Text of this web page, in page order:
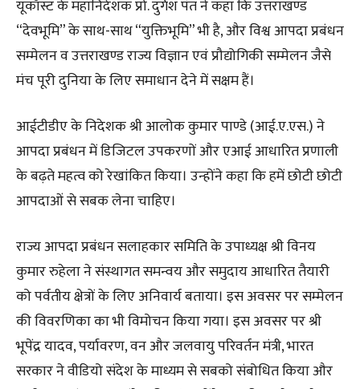
यूकॉस्ट के महानिदेशक प्रो. दुर्गेश पंत ने कहा कि उत्तराखण्ड
“देवभूमि” के साथ-साथ “युक्तिभूमि” भी है, और विश्व आपदा प्रबंधन
सम्मेलन व उत्तराखण्ड राज्य विज्ञान एवं प्रौद्योगिकी सम्मेलन जैसे
मंच पूरी दुनिया के लिए समाधान देने में सक्षम हैं।
आईटीडीए के निदेशक श्री आलोक कुमार पाण्डे (आई.ए.एस.) ने
आपदा प्रबंधन में डिजिटल उपकरणों और एआई आधारित प्रणाली
के बढ़ते महत्व को रेखांकित किया। उन्होंने कहा कि हमें छोटी छोटी
आपदाओं से सबक लेना चाहिए।
राज्य आपदा प्रबंधन सलाहकार समिति के उपाध्यक्ष श्री विनय
कुमार रुहेला ने संस्थागत समन्वय और समुदाय आधारित तैयारी
को पर्वतीय क्षेत्रों के लिए अनिवार्य बताया। इस अवसर पर सम्मेलन
की विवरणिका का भी विमोचन किया गया। इस अवसर पर श्री
भूपेंद्र यादव, पर्यावरण, वन और जलवायु परिवर्तन मंत्री, भारत
सरकार ने वीडियो संदेश के माध्यम से सबको संबोधित किया और